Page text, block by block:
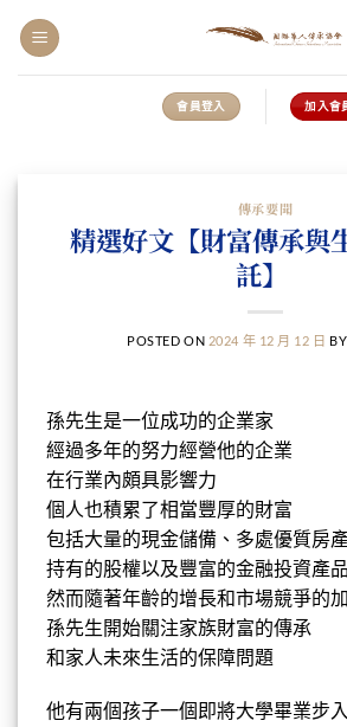
會員登入 加入會
傳承要聞
精選好文【財富傳承與
託】
POSTED ON 2024 年 12 月 12 日 BY
孫先生是一位成功的企業家
經過多年的努力經營他的企業
在行業內頗具影響力
個人也積累了相當豐厚的財富
包括大量的現金儲備、多處優質房
持有的股權以及豐富的金融投資產品
然而隨著年齡的增長和市場競爭的
孫先生開始關注家族財富的傳承
和家人未來生活的保障問題
他有兩個孩子一個即將大學畢業步